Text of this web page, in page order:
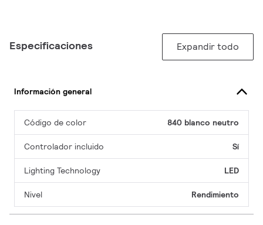
Especificaciones Expandir todo
Información general
Código de color 840 blanco neutro
Controlador incluido Sí
Lighting Technology LED
Nivel Rendimiento